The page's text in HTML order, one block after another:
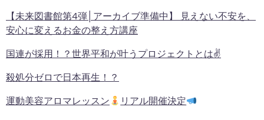
【未来図書館第4弾│アーカイブ準備中】 見えない不安を、
安心に変えるお金の整え方講座
国連が採用！？世界平和が叶うプロジェクトとは✌
殺処分ゼロで日本再生！？
運動美容アロマレッスン
リアル開催決定